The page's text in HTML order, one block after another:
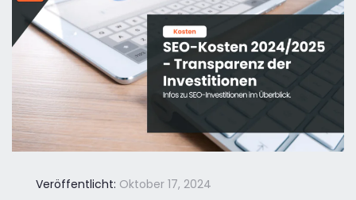
Veröffentlicht: Oktober 17, 2024